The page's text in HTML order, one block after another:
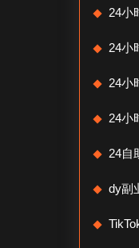
24小
24小
24小
24小
24自
dy副